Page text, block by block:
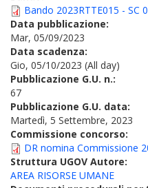
Bando 2023RTTE015 - SC
Data pubblicazione:
Mar, 05/09/2023
Data scadenza:
Gio, 05/10/2023 (All day)
Pubblicazione G.U. n.:
67
Pubblicazione G.U. data:
Martedì, 5 Settembre, 2023
Commissione concorso:
DR nomina Commissione
Struttura UGOV Autore:
AREA RISORSE UMANE